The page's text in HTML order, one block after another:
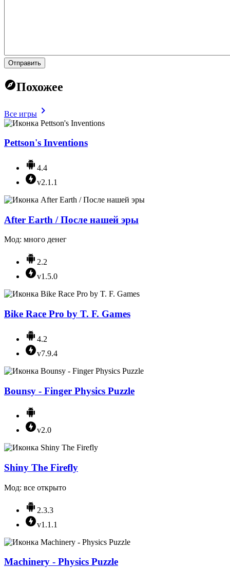
Отправить
Похожее
Все игры
Pettson's Inventions
4.4
v2.1.1
After Earth / После нашей эры
Мод: много денег
2.2
v1.5.0
Bike Race Pro by T. F. Games
4.2
v7.9.4
Bounsy - Finger Physics Puzzle
v2.0
Shiny The Firefly
Мод: все открыто
2.3.3
v1.1.1
Machinery - Physics Puzzle